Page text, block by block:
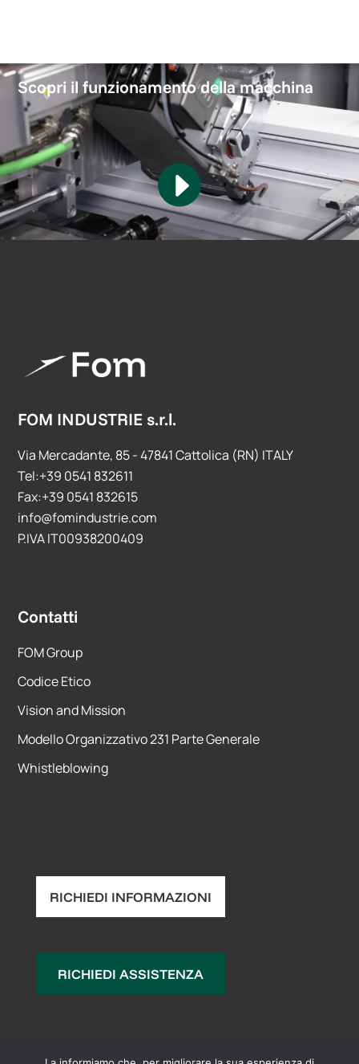
Scopri il funzionamento della macchina
FOM INDUSTRIE s.r.l.
Via Mercadante, 85 - 47841 Cattolica (RN) ITALY
Tel:+39 0541 832611
Fax:+39 0541 832615
info@fomindustrie.com
P.IVA IT00938200409
Contatti
FOM Group
Codice Etico
Vision and Mission
Modello Organizzativo 231 Parte Generale
Whistleblowing
RICHIEDI INFORMAZIONI
RICHIEDI ASSISTENZA